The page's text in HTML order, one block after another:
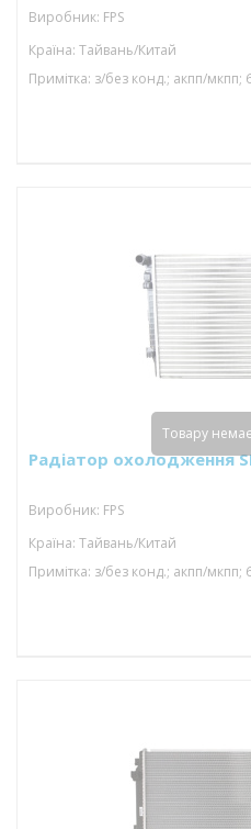
Виробник: FPS
Країна: Тайвань/Китай
Радіатор охолодження
Виробник: FPS
Країна: Тайвань/Китай
Товару